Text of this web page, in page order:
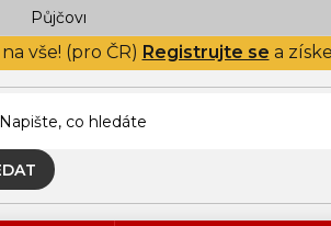
vše! (pro ČR) Registrujte se a
Půjčovna